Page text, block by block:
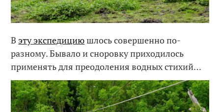
В эту экспедициюшлось совершенно по-
разному. Бывало и сноровку приходилось
применять для преодоления водных стихий…